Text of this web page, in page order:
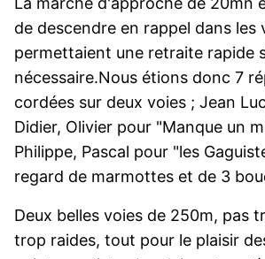
de descendre en rappel dans les
permettaient une retraite rapide
nécessaire.Nous étions donc 7
cordées sur deux voies ; Jean
Didier, Olivier pour "Manque un
Philippe, Pascal pour "les
regard de marmottes et de 3
Deux belles voies de 250m, pas
trop raides, tout pour le plaisir